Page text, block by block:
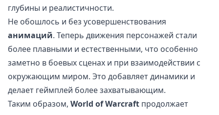
глубины и реалистичности.
Не обошлось и без усовершенствования
анимаций. Теперь движения персонажей стали
более плавными и естественными, что особенно
заметно в боевых сценах и при взаимодействии с
окружающим миром. Это добавляет динамики и
делает геймплей более захватывающим.
Таким образом, World of Warcraft продолжает